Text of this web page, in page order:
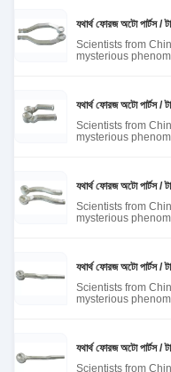
যথার্থ ফোরজ অটো পার্টস
Scientists from
mysterious
যথার্থ ফোরজ অটো পার্টস
Scientists from
mysterious
যথার্থ ফোরজ অটো পার্টস
Scientists from
mysterious
যথার্থ ফোরজ অটো পার্টস
Scientists from
mysterious
যথার্থ ফোরজ অটো পার্টস
Scientists from